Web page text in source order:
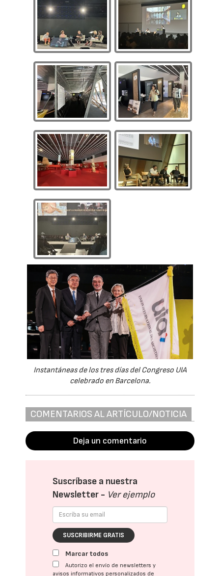
Instantáneas de los tres días del Congreso UIA
celebrado en Barcelona.
COMENTARIOS AL ARTÍCULO/NOTICIA
Deja un comentario
Suscríbase a nuestra
Newsletter - Ver ejemplo
SUSCRIBIRME GRATIS
Marcar todos
Autorizo el envío de newsletters y
avisos informativos personalizados de